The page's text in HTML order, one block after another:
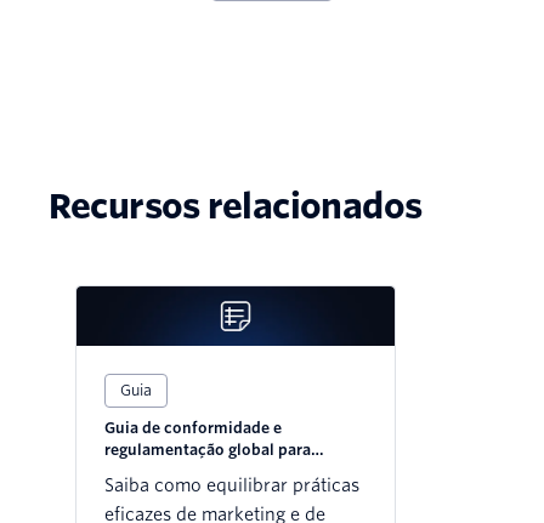
Recursos relacionados
Guia
Guia de conformidade e
regulamentação global para
Saiba como equilibrar práticas
eficazes de marketing e de